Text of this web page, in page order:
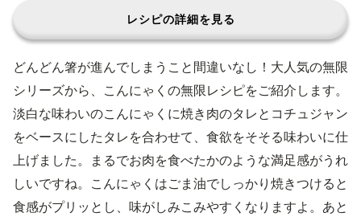
レシピの詳細を見る
どんどん箸が進んでしまうこと間違いなし！大人気の無限
シリーズから、こんにゃくの無限レシピをご紹介します。
淡白な味わいのこんにゃくに焼き肉のタレとコチュジャン
をベースにしたタレを合わせて、食欲をそそる味わいに仕
上げました。まるでお肉を食べたかのような満足感がうれ
しいですね。こんにゃくはごま油でしっかり焼きつけると
食感がプリッとし、味がしみこみやすくなりますよ。あと